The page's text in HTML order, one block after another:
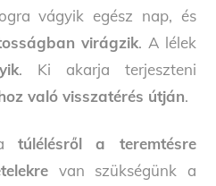
vágyik egész nap, és
virágzik. A lélek
. Ki akarja terjeszteni
való visszatérés útján.
túlélésről a teremtésre
van szükségünk a